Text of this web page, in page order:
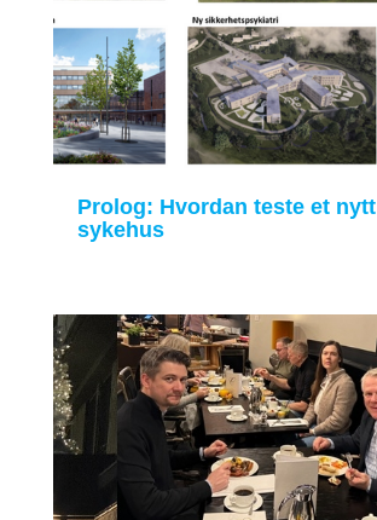
Prolog: Hvordan teste et nytt
sykehus